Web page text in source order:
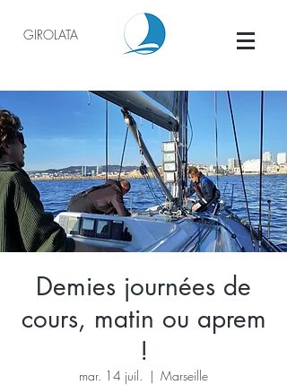
GIROLATA
Demies journées de
cours, matin ou aprem
!
mar. 14 juil.
  |
Marseille